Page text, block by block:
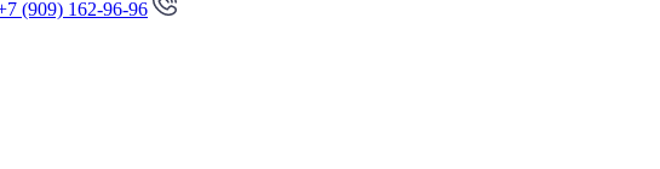
(909) 162-96-96